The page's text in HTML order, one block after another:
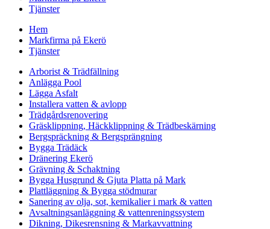
Tjänster
Hem
Markfirma på Ekerö
Tjänster
Arborist & Trädfällning
Anlägga Pool
Lägga Asfalt
Installera vatten & avlopp
Trädgårdsrenovering
Gräsklippning, Häckklippning & Trädbeskärning
Bergspräckning & Bergsprängning
Bygga Trädäck
Dränering Ekerö
Grävning & Schaktning
Bygga Husgrund & Gjuta Platta på Mark
Plattläggning & Bygga stödmurar
Sanering av olja, sot, kemikalier i mark & vatten
Avsaltningsanläggning & vattenreningssystem
Dikning, Dikesrensning & Markavvattning